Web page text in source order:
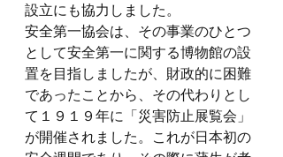
設立にも協力しました。
安全第一協会は、その事業のひとつ
として安全第一に関する博物館の設
置を目指しましたが、財政的に困難
であったことから、その代わりとし
て１９１９年に「災害防止展覧会」
が開催されました。これが日本初の